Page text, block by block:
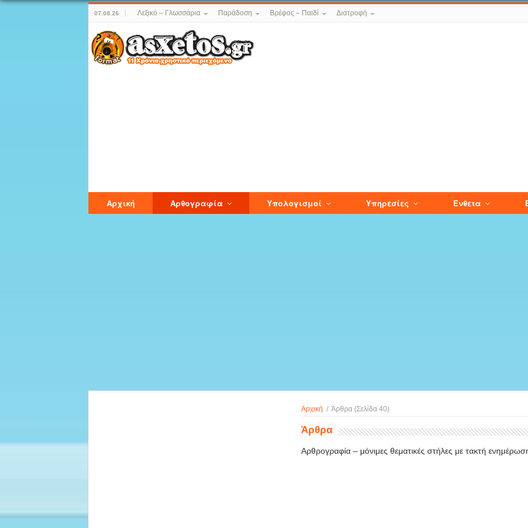
07.08.26 Λεξικό – Γλωσσάρια Παράδοση Βρέφος – Παιδί Διατροφή
Αρχική Αρθογραφία Υπολογισμοί Υπηρεσίες Ενθετα
Αρχική / Άρθρα(Σελίδα 40)
Άρθρα
Αρθρογραφία – μόνιμες θεματικές στήλες με τακτή